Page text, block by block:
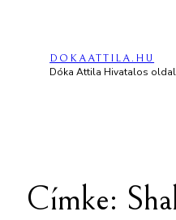
tartalomhozDOKAATTILA.HU
Dóka Attila Hivatalos
Címke: